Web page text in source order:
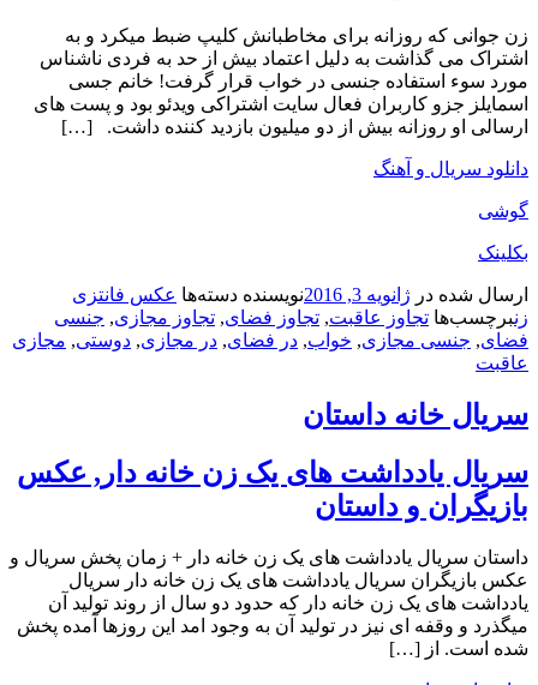
زن جوانی که روزانه برای مخاطبانش کلیپ ضبط میکرد و به
اشتراک می گذاشت به دلیل اعتماد بیش از حد به فردی ناشناس
مورد سوء استفاده جنسی در خواب قرار گرفت! خانم جسی
اسمایلز جزو کاربران فعال سایت اشتراکی ویدئو بود و پست های
ارسالی او روزانه بیش از دو میلیون بازدید کننده داشت. […]
دانلود سریال و آهنگ
گوشی
بکلینک
ارسال شده در ژانویه 3, 2016 نویسنده دسته‌ها عکس فانتزی
زنبرچسب‌ها تجاوز عاقبت, تجاوز فضای, تجاوز مجازی, جنسی
فضای, جنسی مجازی, خواب, در فضای, در مجازی, دوستی, مجازی
عاقبت
سریال خانه داستان
سریال یادداشت های یک زن خانه دار, عکس
بازیگران و داستان
داستان سریال یادداشت های یک زن خانه دار + زمان پخش سریال و
عکس بازیگران سریال یادداشت های یک زن خانه دار سریال
یادداشت های یک زن خانه دار که حدود دو سال از روند تولید آن
میگذرد و وقفه ای نیز در تولید آن به وجود امد این روزها آمده پخش
شده است. از […]